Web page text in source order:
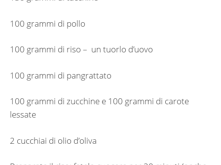
100 grammi di pollo
100 grammi di riso – un tuorlo d’uovo
100 grammi di pangrattato
100 grammi di zucchine e 100 grammi di carote
lessate
2 cucchiai di olio d’oliva